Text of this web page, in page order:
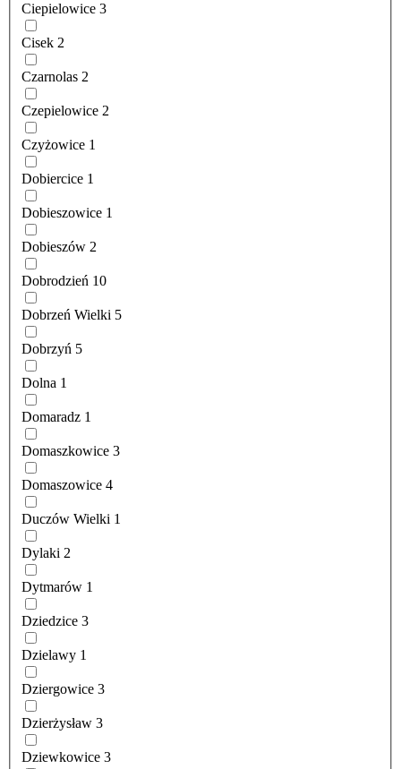
Ciepielowice 3
Cisek 2
Czarnolas 2
Czepielowice 2
Czyżowice 1
Dobiercice 1
Dobieszowice 1
Dobieszów 2
Dobrodzień 10
Dobrzeń Wielki 5
Dobrzyń 5
Dolna 1
Domaradz 1
Domaszkowice 3
Domaszowice 4
Duczów Wielki 1
Dylaki 2
Dytmarów 1
Dziedzice 3
Dzielawy 1
Dziergowice 3
Dzierżysław 3
Dziewkowice 3